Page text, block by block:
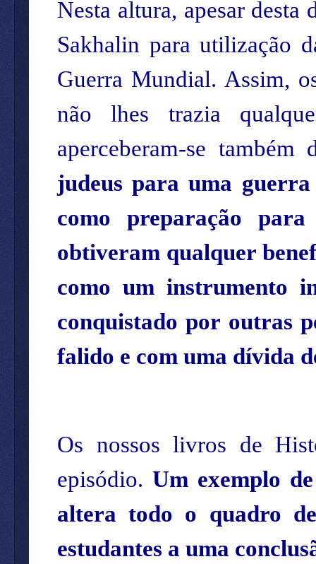
Nesta altura, apesar
Sakhalin para utilização
Guerra Mundial. Assim,
não lhes trazia
aperceberam-se
judeus para uma
como preparação
obtiveram qualquer
como um instrumento
conquistado por outras
falido e com uma dívida
Os nossos livros de
episódio. Um exemplo
altera todo o quadro
estudantes a uma